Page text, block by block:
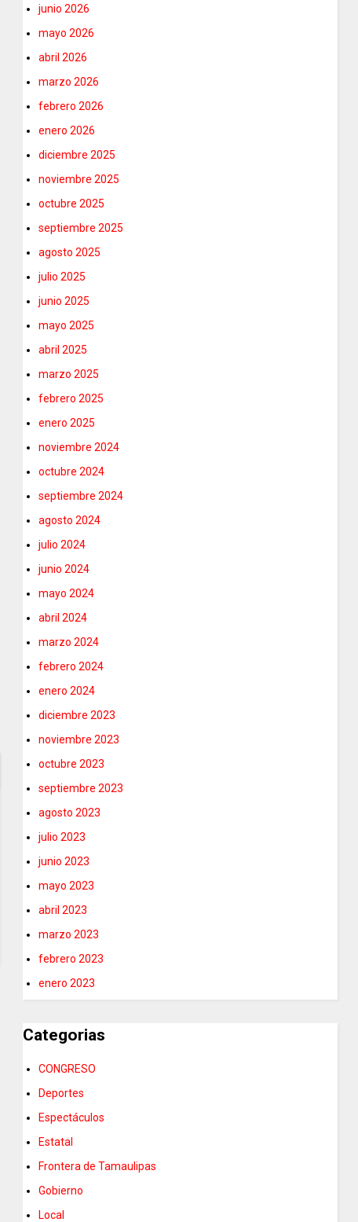
junio 2026
mayo 2026
abril 2026
marzo 2026
febrero 2026
enero 2026
diciembre 2025
noviembre 2025
octubre 2025
septiembre 2025
agosto 2025
julio 2025
junio 2025
mayo 2025
abril 2025
marzo 2025
febrero 2025
enero 2025
noviembre 2024
octubre 2024
septiembre 2024
agosto 2024
julio 2024
junio 2024
mayo 2024
abril 2024
marzo 2024
febrero 2024
enero 2024
diciembre 2023
noviembre 2023
octubre 2023
septiembre 2023
agosto 2023
julio 2023
junio 2023
mayo 2023
abril 2023
marzo 2023
febrero 2023
enero 2023
Categorias
CONGRESO
Deportes
Espectáculos
Estatal
Frontera de Tamaulipas
Gobierno
Local